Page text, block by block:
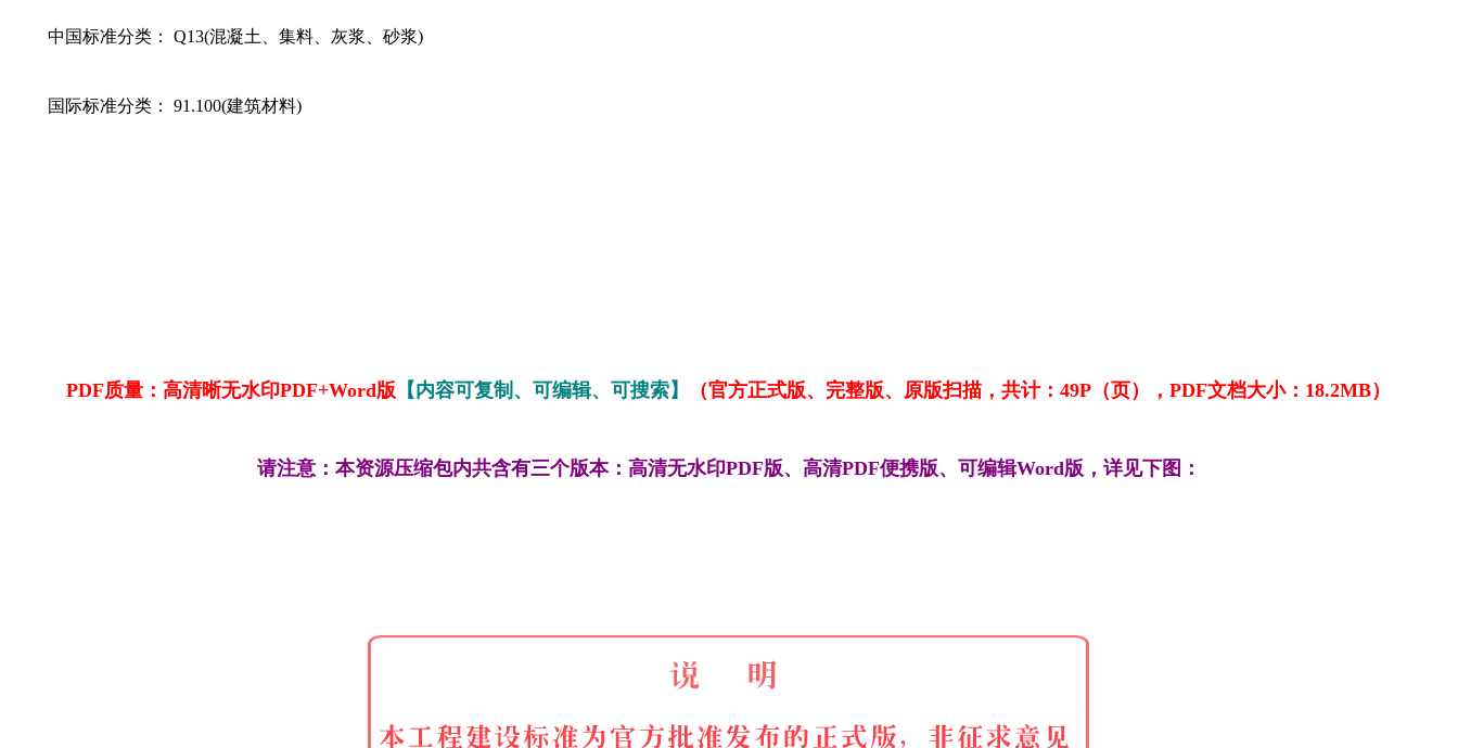
中国标准分类： Q13(混凝土、集料、灰浆、砂浆)
国际标准分类： 91.100(建筑材料)
PDF质量：高清晰无水印PDF+Word版 【内容可复制、可编辑、可搜索】 （官方正式版、完整版、原版扫描，共计：49P（页），PDF文档大小：18.2MB）
请注意：本资源压缩包内共含有三个版本：高清无水印PDF版、高清PDF便携版、可编辑Word版，详见下图：